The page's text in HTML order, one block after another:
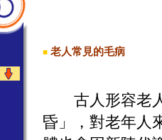
■ 老人常見的毛病
古人形容老人
昏」，對老年人